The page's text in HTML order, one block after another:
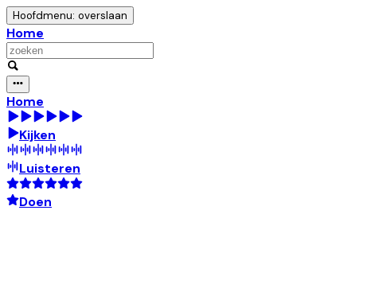
Hoofdmenu: overslaan
Home
Home
Kijken
Luisteren
Doen